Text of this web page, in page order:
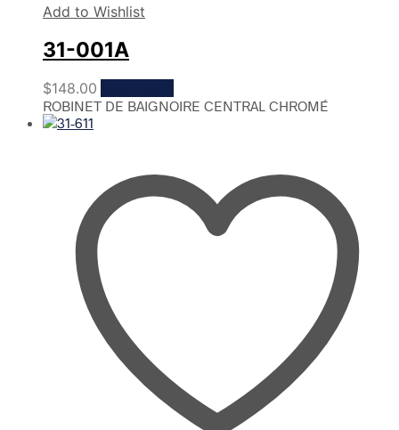
Add to Wishlist
31-001A
$148.00
ROBINET DE BAIGNOIRE CENTRAL CHROMÉ